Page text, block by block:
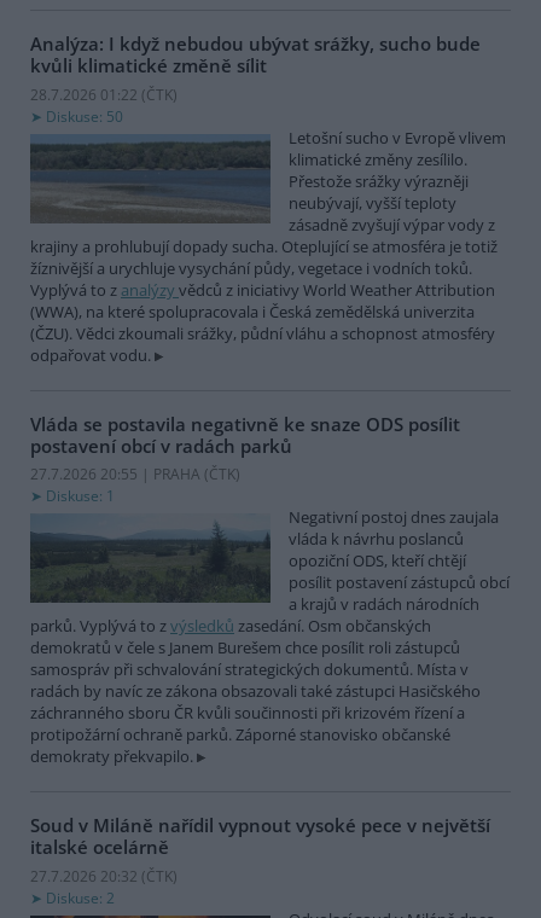
Analýza: I když nebudou ubývat srážky, sucho bude
kvůli klimatické změně sílit
28.7.2026 01:22 (ČTK)
Diskuse: 50
Letošní sucho v Evropě vlivem
klimatické změny zesílilo.
Přestože srážky výrazněji
neubývají, vyšší teploty
zásadně zvyšují výpar vody z
krajiny a prohlubují dopady sucha. Oteplující se atmosféra je totiž
žíznivější a urychluje vysychání půdy, vegetace i vodních toků.
Vyplývá to z analýzy vědců z iniciativy World Weather Attribution
(WWA), na které spolupracovala i Česká zemědělská univerzita
(ČZU). Vědci zkoumali srážky, půdní vláhu a schopnost atmosféry
odpařovat vodu.
Vláda se postavila negativně ke snaze ODS posílit
postavení obcí v radách parků
27.7.2026 20:55 | PRAHA (ČTK)
Diskuse: 1
Negativní postoj dnes zaujala
vláda k návrhu poslanců
opoziční ODS, kteří chtějí
posílit postavení zástupců obcí
a krajů v radách národních
parků. Vyplývá to zvýsledků zasedání. Osm občanských
demokratů v čele s Janem Burešem chce posílit roli zástupců
samospráv při schvalování strategických dokumentů. Místa v
radách by navíc ze zákona obsazovali také zástupci Hasičského
záchranného sboru ČR kvůli součinnosti při krizovém řízení a
protipožární ochraně parků. Záporné stanovisko občanské
demokraty překvapilo.
Soud v Miláně nařídil vypnout vysoké pece v největší
italské ocelárně
27.7.2026 20:32 (ČTK)
Diskuse: 2